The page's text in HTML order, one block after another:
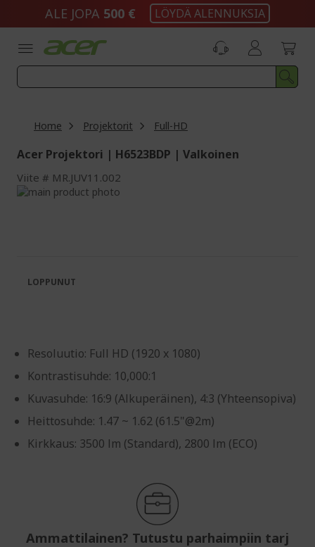
ALE JOPA 500 € LÖYDÄ ALENNUKSIA
Home Projektorit Full-HD
Acer Projektori | H6523BDP | Valkoinen
Viite MR.JUV11.002
Skip
images
gallery
the
images
Resoluutio: Full HD (1920 x 1080)
Kontrastisuhde: 10,000:1
Kuvasuhde: 16:9 (Alkuperäinen), 4:3 (Yhteensopiva)
Heittosuhde: 1.47 ~ 1.62 (61.5"@2m)
Kirkkaus: 3500 lm (Standard), 2800 lm (ECO)
Ammattilainen? Tutustu parhaimpiin tarj
LOPPUNUT